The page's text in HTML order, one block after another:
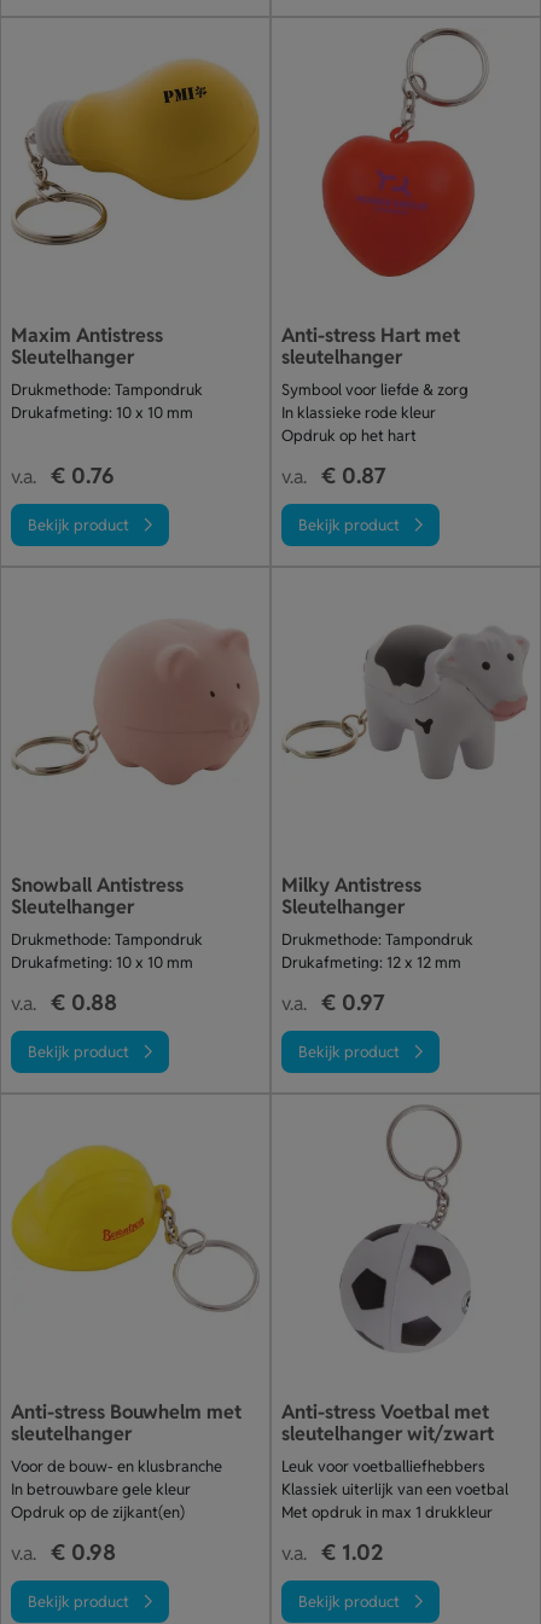
Maxim Antistress
Sleutelhanger
Drukmethode: Tampondruk
Drukafmeting: 10 x 10 mm
v.a. € 0.76
Bekijk product
Anti-stress Hart met
sleutelhanger
Symbool voor liefde & zorg
In klassieke rode kleur
Opdruk op het hart
v.a. € 0.87
Bekijk product
Snowball Antistress
Sleutelhanger
Drukmethode: Tampondruk
Drukafmeting: 10 x 10 mm
v.a. € 0.88
Bekijk product
Milky Antistress
Sleutelhanger
Drukmethode: Tampondruk
Drukafmeting: 12 x 12 mm
v.a. € 0.97
Bekijk product
Anti-stress Bouwhelm met
sleutelhanger
Voor de bouw- en klusbranche
In betrouwbare gele kleur
Opdruk op de zijkant(en)
v.a. € 0.98
Bekijk product
Anti-stress Voetbal met
sleutelhanger wit/zwart
Leuk voor voetballiefhebbers
Klassiek uiterlijk van een voetbal
Met opdruk in max 1 drukkleur
v.a. € 1.02
Bekijk product